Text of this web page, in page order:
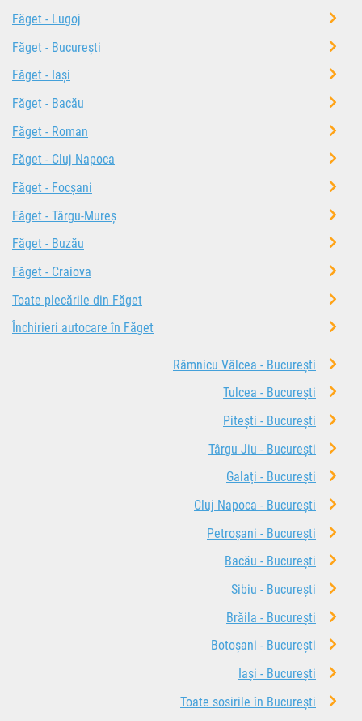
Făget - Lugoj
Făget - București
Făget - Iași
Făget - Bacău
Făget - Roman
Făget - Cluj Napoca
Făget - Focșani
Făget - Târgu-Mureș
Făget - Buzău
Făget - Craiova
Toate plecările din Făget
Închirieri autocare în Făget
Râmnicu Vâlcea - București
Tulcea - București
Pitești - București
Târgu Jiu - București
Galați - București
Cluj Napoca - București
Petroșani - București
Bacău - București
Sibiu - București
Brăila - București
Botoșani - București
Iași - București
Toate sosirile în București